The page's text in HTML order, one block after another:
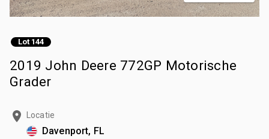
Lot 144
2019 John Deere 772GP Motorische
Grader
Locatie
Davenport, FL